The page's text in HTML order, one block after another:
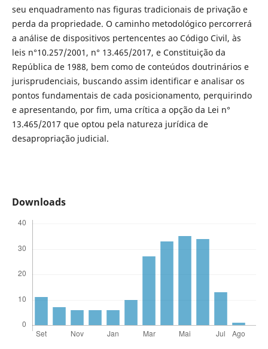
seu enquadramento nas figuras tradicionais de privação e
perda da propriedade. O caminho metodológico percorrerá
a análise de dispositivos pertencentes ao Código Civil, às
leis n°10.257/2001, n° 13.465/2017, e Constituição da
República de 1988, bem como de conteúdos doutrinários e
jurisprudenciais, buscando assim identificar e analisar os
pontos fundamentais de cada posicionamento, perquirindo
e apresentando, por fim, uma crítica a opção da Lei n°
13.465/2017 que optou pela natureza jurídica de
desapropriação judicial.
Downloads